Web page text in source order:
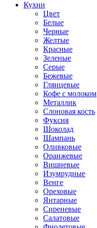
Кухни
Цвет
Белые
Черные
Желтые
Красные
Зеленые
Серые
Бежевые
Глянцевые
Кофе с молоком
Металлик
Слоновая кость
Фуксия
Шоколад
Шампань
Оливковые
Оранжевые
Вишневые
Изумрудные
Венге
Ореховые
Янтарные
Сиреневые
Салатовые